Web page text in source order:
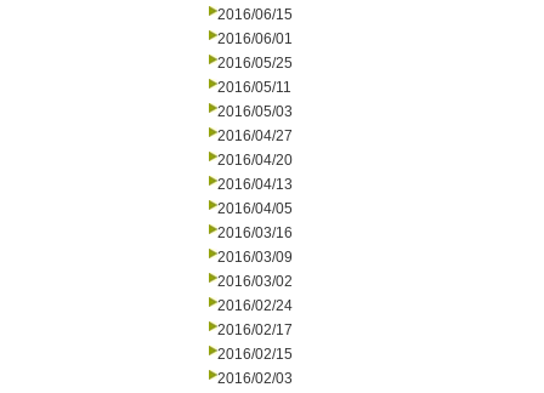
2016/06/15
2016/06/01
2016/05/25
2016/05/11
2016/05/03
2016/04/27
2016/04/20
2016/04/13
2016/04/05
2016/03/16
2016/03/09
2016/03/02
2016/02/24
2016/02/17
2016/02/15
2016/02/03